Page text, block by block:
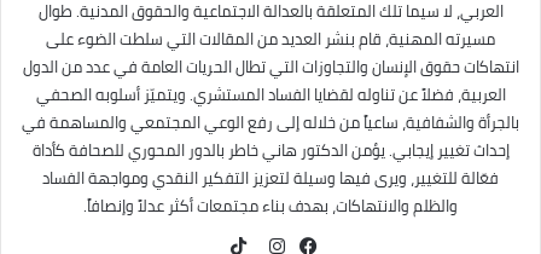
العربي، لا سيما تلك المتعلقة بالعدالة الاجتماعية والحقوق المدنية. طوال
مسيرته المهنية، قام بنشر العديد من المقالات التي سلطت الضوء على
انتهاكات حقوق الإنسان والتجاوزات التي تطال الحريات العامة في عدد من الدول
العربية، فضلاً عن تناوله لقضايا الفساد المستشري. ويتميّز أسلوبه الصحفي
بالجرأة والشفافية، ساعياً من خلاله إلى رفع الوعي المجتمعي والمساهمة في
إحداث تغيير إيجابي. يؤمن الدكتور هاني خاطر بالدور المحوري للصحافة كأداة
فعّالة للتغيير، ويرى فيها وسيلة لتعزيز التفكير النقدي ومواجهة الفساد
والظلم والانتهاكات، بهدف بناء مجتمعات أكثر عدلاً وإنصافاً.